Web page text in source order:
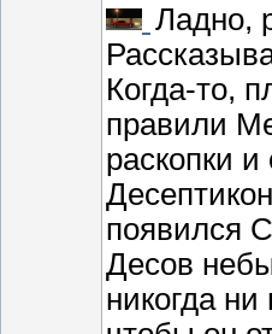
Ладно,
Когда-то,
правили
раскопки
появился
Десов
никогда